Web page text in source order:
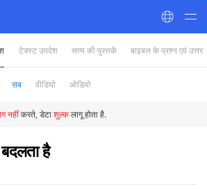
टेक्स्ट उपदेश सत्य की पुस्तकें बाइबल के प्रश्न एवं उत्तर
सब वीडियो ओडियो
नहींकरते, डेटाशुल्कलागू होता है.
बदलता है